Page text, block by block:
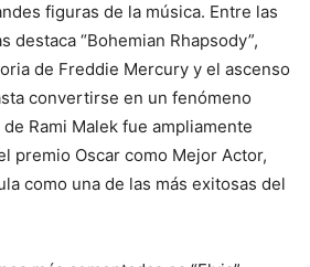
figuras de la música. Entre las
destaca “Bohemian Rhapsody”,
de Freddie Mercury y el ascenso
convertirse en un fenómeno
Rami Malek fue ampliamente
premio Oscar como Mejor Actor,
como una de las más exitosas del